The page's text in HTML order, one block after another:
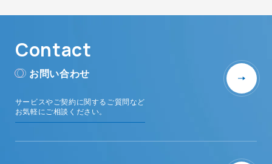
Contact
お問い合わせ
サービスやご契約に関するご質問など
お気軽にご相談ください。